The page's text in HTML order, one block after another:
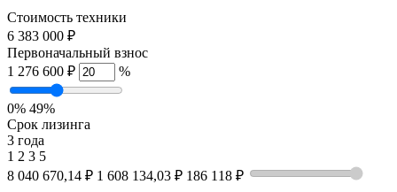
Стоимость техники
6 383 000 ₽
Первоначальный взнос
1 276 600 ₽
%
0% 49%
Срок лизинга
3 года
1 2 3 5
8 040 670,14 ₽ 1 608 134,03 ₽ 186 118 ₽